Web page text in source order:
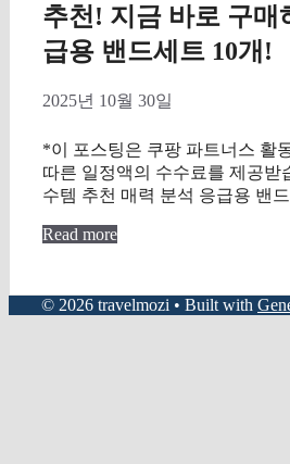
추천! 지금 바로 구매
급용 밴드세트 10개!
2025년 10월 30일
*이 포스팅은 쿠팡 파트너스 활
따른 일정액의 수수료를 제공받
수템 추천 매력 분석 응급용 밴
Read more
© 2026 travelmozi • Built with